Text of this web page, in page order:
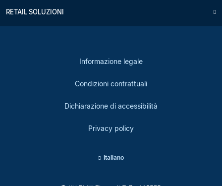
RETAIL SOLUZIONI
Informazione legale
Condizioni contrattuali
Dichiarazione di accessibilità
Privacy policy
Italiano